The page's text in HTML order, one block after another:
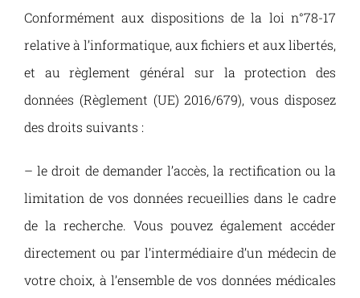
Conformément aux dispositions de la loi n°78-17
relative à l’informatique, aux fichiers et aux libertés,
et au règlement général sur la protection des
données (Règlement (UE) 2016/679), vous disposez
des droits suivants :
– le droit de demander l’accès, la rectification ou la
limitation de vos données recueillies dans le cadre
de la recherche. Vous pouvez également accéder
directement ou par l’intermédiaire d’un médecin de
votre choix, à l’ensemble de vos données médicales